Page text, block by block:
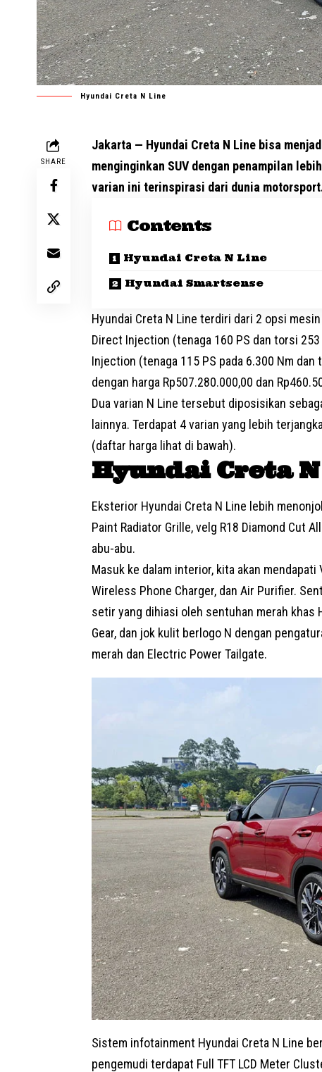
Hyundai Creta N Line
SHARE
Jakarta — Hyundai Creta N Line bisa
menginginkan SUV dengan penampilan
varian ini terinspirasi dari dunia
Contents
Hyundai Creta N Line
Hyundai Smartsense
Hyundai Creta N Line terdiri dari 2 opsi
Direct Injection (tenaga 160 PS dan torsi
Injection (tenaga 115 PS pada 6.300 Nm
dengan harga Rp507.280.000,00 dan
Dua varian N Line tersebut diposisikan
lainnya. Terdapat 4 varian yang lebih
(daftar harga lihat di bawah).
Hyundai Creta
Eksterior Hyundai Creta N Line lebih
Paint Radiator Grille, velg R18 Diamond Cut
abu-abu.
Masuk ke dalam interior, kita akan
Wireless Phone Charger, dan Air Purifier.
setir yang dihiasi oleh sentuhan merah khas
Gear, dan jok kulit berlogo N dengan
merah dan Electric Power Tailgate.
Sistem infotainment Hyundai Creta N Line
pengemudi terdapat Full TFT LCD Meter